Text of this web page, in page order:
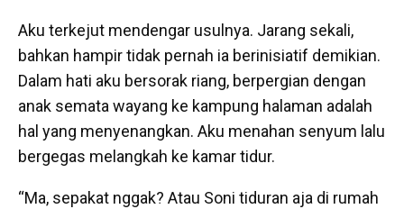
Aku terkejut mendengar usulnya. Jarang sekali,
bahkan hampir tidak pernah ia berinisiatif demikian.
Dalam hati aku bersorak riang, berpergian dengan
anak semata wayang ke kampung halaman adalah
hal yang menyenangkan. Aku menahan senyum lalu
bergegas melangkah ke kamar tidur.
“Ma, sepakat nggak? Atau Soni tiduran aja di rumah